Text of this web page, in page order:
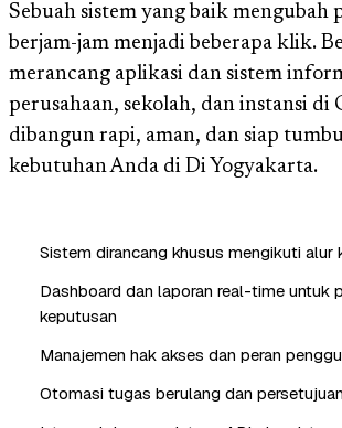
Sebuah sistem yang baik mengubah
berjam-jam menjadi beberapa klik.
merancang aplikasi dan sistem
perusahaan, sekolah, dan instansi
dibangun rapi, aman, dan siap
kebutuhan Anda di Di Yogyakarta.
Sistem dirancang khusus mengikuti alur
Dashboard dan laporan real-time untuk
keputusan
Manajemen hak akses dan peran
Otomasi tugas berulang dan